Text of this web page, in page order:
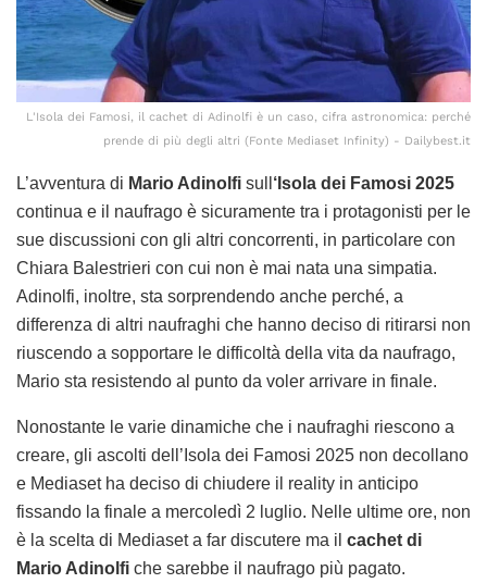
L'Isola dei Famosi, il cachet di Adinolfi è un caso, cifra astronomica: perché
prende di più degli altri (Fonte Mediaset Infinity) - Dailybest.it
L’avventura di Mario Adinolfi sull ‘Isola dei Famosi 2025
continua e il naufrago è sicuramente tra i protagonisti per le
sue discussioni con gli altri concorrenti, in particolare con
Chiara Balestrieri con cui non è mai nata una simpatia.
Adinolfi, inoltre, sta sorprendendo anche perché, a
differenza di altri naufraghi che hanno deciso di ritirarsi non
riuscendo a sopportare le difficoltà della vita da naufrago,
Mario sta resistendo al punto da voler arrivare in finale.
Nonostante le varie dinamiche che i naufraghi riescono a
creare, gli ascolti dell’Isola dei Famosi 2025 non decollano
e Mediaset ha deciso di chiudere il reality in anticipo
fissando la finale a mercoledì 2 luglio. Nelle ultime ore, non
è la scelta di Mediaset a far discutere ma il cachet di
Mario Adinolfi che sarebbe il naufrago più pagato.